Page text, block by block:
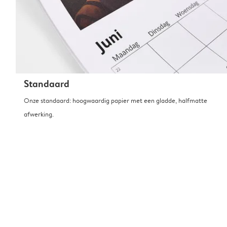
Standaard
Onze standaard: hoogwaardig papier met een gladde, halfmatte
afwerking.